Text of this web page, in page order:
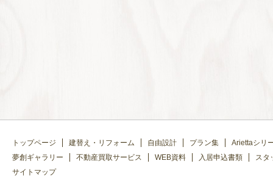
トップページ 建替え・リフォーム 自由設計 プラン集
Ariettaシリ
夢創ギャラリー
不動産買取サービス WEB資料 入居申込書類
スタ
サイトマップ